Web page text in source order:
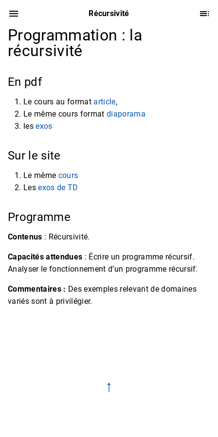
Récursivité
Programmation : la
récursivité
En pdf
Le cours au format article,
Le même cours format diaporama
lesexos
Sur le site
Le même cours
Lesexos de TD
Programme
Contenus : Récursivité.
Capacités attendues : Écrire un programme récursif.
Analyser le fonctionnement d’un programme récursif.
Commentaires : Des exemples relevant de domaines
variés sont à privilégier.
↑